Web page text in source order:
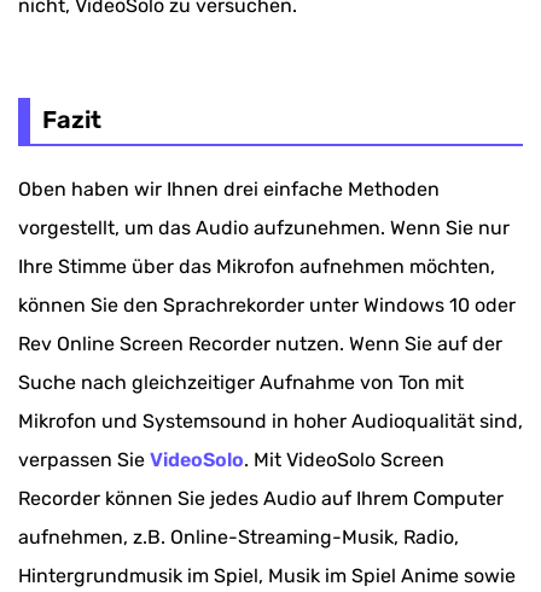
nicht, VideoSolo zu versuchen.
Fazit
Oben haben wir Ihnen drei einfache Methoden
vorgestellt, um das Audio aufzunehmen. Wenn Sie nur
Ihre Stimme über das Mikrofon aufnehmen möchten,
können Sie den Sprachrekorder unter Windows 10 oder
Rev Online Screen Recorder nutzen. Wenn Sie auf der
Suche nach gleichzeitiger Aufnahme von Ton mit
Mikrofon und Systemsound in hoher Audioqualität sind,
verpassen Sie VideoSolo. Mit VideoSolo Screen
Recorder können Sie jedes Audio auf Ihrem Computer
aufnehmen, z.B. Online-Streaming-Musik, Radio,
Hintergrundmusik im Spiel, Musik im Spiel Anime sowie